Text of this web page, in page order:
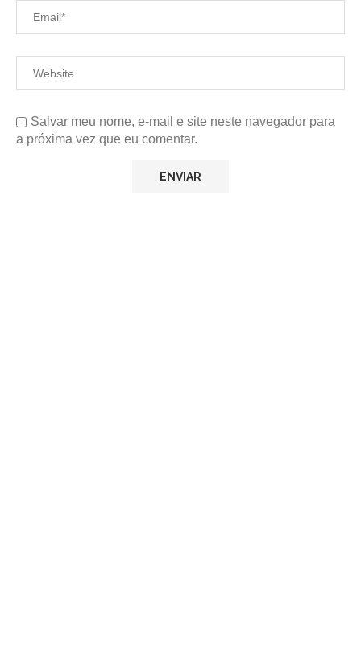
Salvar meu nome, e-mail e site neste navegador para
a próxima vez que eu comentar.